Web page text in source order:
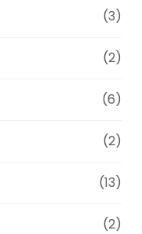
(3)
(2)
(6)
(2)
(13)
(2)